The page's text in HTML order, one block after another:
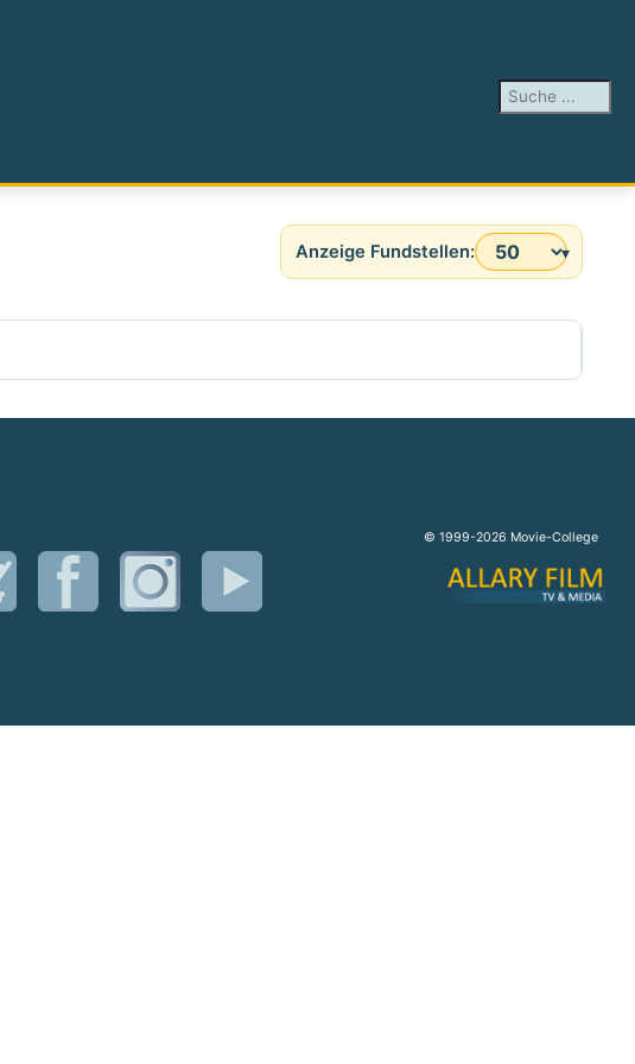
Suchen ...
Anzeige #
© 1999-2026 Movie-College